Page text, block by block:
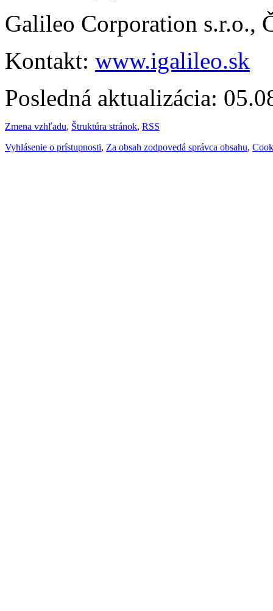
Galileo Corporation s.r.o.,
Kontakt: www.igalileo.sk
Posledná aktualizácia:
Zmena vzhľadu, Štruktúra stránok, RSS
Vyhlásenie o prístupnosti, Za obsah zodpovedá správca obsahu,